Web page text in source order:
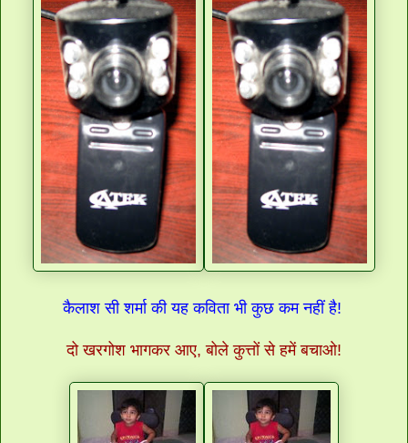
कैलाश सी शर्मा की यह कविता भी कुछ कम नहीं है!
दो खरगोश भागकर आए, बोले कुत्तों से हमें बचाओ!